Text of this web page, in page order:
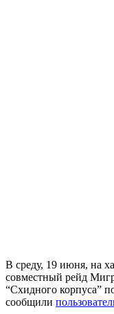
В среду, 19 июня, на
совместный рейд
“Схидного корпуса”
сообщили